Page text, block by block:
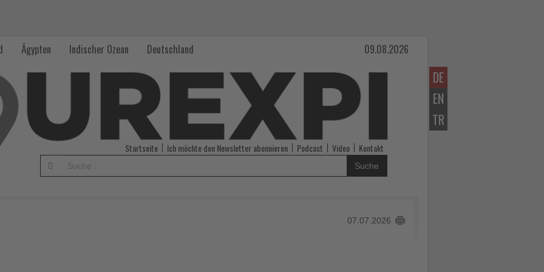
DE
EN
TR
Ägypten Indischer Ozean Deutschland 09.08.2026
Startseite Ich möchte den Newsletter abonnieren Podcast Video Kontakt
Suche
07.07.2026